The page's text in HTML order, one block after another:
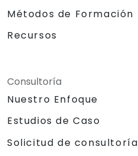
Métodos de Formación
Recursos
Consultoría
Nuestro Enfoque
Estudios de Caso
Solicitud de consultoría